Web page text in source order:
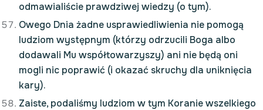
odmawialiście prawdziwej wiedzy (o tym).
Owego Dnia żadne usprawiedliwienia nie pomogą
ludziom występnym (którzy odrzucili Boga albo
dodawali Mu współtowarzyszy) ani nie będą oni
mogli nic poprawić (i okazać skruchy dla uniknięcia
kary).
Zaiste, podaliśmy ludziom w tym Koranie wszelkiego